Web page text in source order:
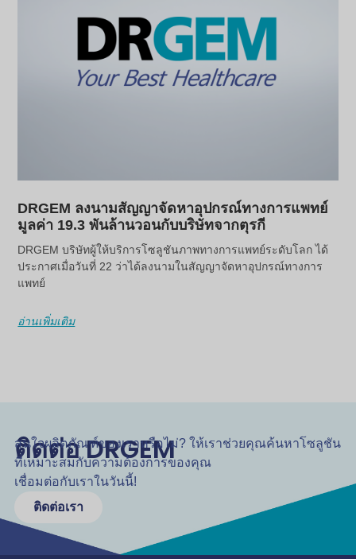
DRGEM ลงนามสัญญาจัดหาอุปกรณ์ทางการแพทย์
มูลค่า 19.3 พันล้านวอนกับบริษัทจากตุรกี
DRGEM บริษัทผู้ให้บริการโซลูชันภาพทางการแพทย์ระดับโลก ได้
ประกาศเมื่อวันที่ 22 ว่าได้ลงนามในสัญญาจัดหาอุปกรณ์ทางการ
แพทย์
อ่านเพิ่มเติม
ติดต่อ DRGEM
สนใจผลิตภัณฑ์ของเราหรือไม่? ให้เราช่วยคุณค้นหาโซลูชัน
ที่เหมาะสมกับความต้องการของคุณ
เชื่อมต่อกับเราในวันนี้!
ติดต่อเรา